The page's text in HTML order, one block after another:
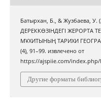
Батырхан, Б., & Жузбаева,
ДЕРЕККӨЗІНДЕГІ ЖЕРОРТА
МҰХИТЫНЫҢ ТАРИХИ
(4), 91–99. извлечено от
https://ajspiie.com/
Другие форматы